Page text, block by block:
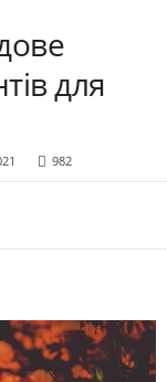
для
982